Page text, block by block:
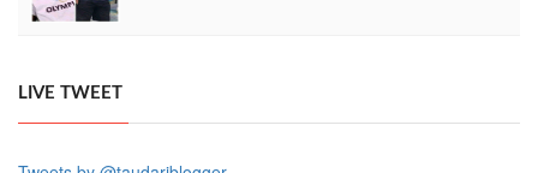
LIVE TWEET